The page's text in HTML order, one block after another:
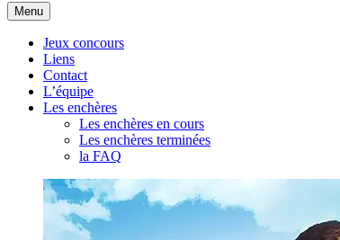
Menu Aller
au
contenu
Jeux concours
Liens
Contact
L’équipe
Les enchères
Les enchères en cours
Les enchères terminées
la FAQ